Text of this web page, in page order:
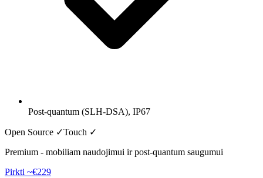
Post-quantum (SLH-DSA), IP67
Open Source ✓Touch ✓
Premium - mobiliam naudojimui ir post-quantum saugumui
Pirkti ~€229